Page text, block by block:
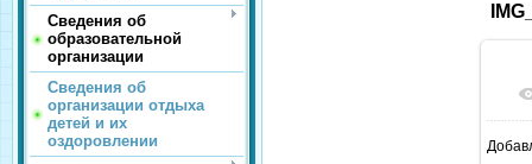
Сведения об
образовательной
организации
Сведения об
организации отдыха
детей и их
оздоровлении